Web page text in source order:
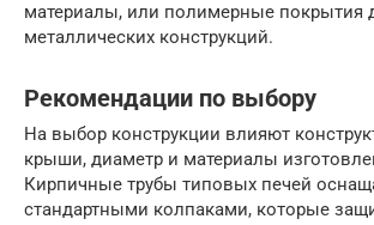
материалы, или полимерные покрытия
металлических конструкций.
Рекомендации по выбору
На выбор конструкции влияют
крыши, диаметр и материалы
Кирпичные трубы типовых печей
стандартными колпаками, которые